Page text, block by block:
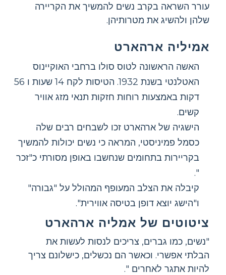
עורר השראה בקרב נשים להמשיך את הקריירה
שלהן ולהשיג את מטרותיהן.
אמיליה ארהארט
האשה הראשונה לטוס סולו ברחבי האוקיינוס ​​
האטלנטי בשנת 1932. הטיסות לקח 14 שעות ו 56
דקות באמצעות רוחות חזקות תנאי מזג אוויר
קשים.
הישגיה של ארהארט זכו לשבחים רבים שלה
כסמל פמיניסטי, המראה כי נשים יכולות להמשיך
בקריירות בתחומים שנחשבו באופן מסורתי כ"זכר
".
קיבלה את הצלב המעופף המהולל על "גבורה"
ו"הישג יוצא דופן בטיסה אווירית".
ציטוטים של אמליה ארהארט
"נשים, כמו גברים, צריכים לנסות לעשות את
הבלתי אפשרי. וכאשר הם נכשלים, כישלונם צריך
להיות אתגר לאחרים ".